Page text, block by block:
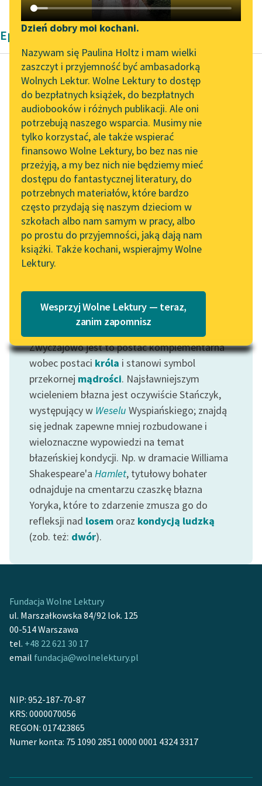
Katalog DAISY
Podkasty o książkach
Zgłoś brak utworu
Aktualności
„Prokurator Alicja Horn”
do słuchania
Byliśmy częścią AI Impact
Lab
Zapraszamy na spotkanie
online z tłumaczkami
literatury skandynawskiej
Spotkanie z Katarzyną
Tunkiel w Oslo
102. lata temu zmarł
Joseph Conrad
Lektury szkolne i klasyka
literatury do słuchania dla
uczennic i uczniów z
niepełnosprawnościami
E-kolekcja lektur
szkolnych i literatury do
słuchania dla uczennic i
uczniów z
niepełnosprawnościami
Feministyczne inspiracje.
Popularyzacja
skandynawskiej literatury
feministycznej
Ręce pełne poezji
twórców przechodzących
lektur szkolnych oraz
Starego Testamentu
Odkurzamy bohaterów
Szkoła Poezji Wolnych
Narzędzia
Mapa Wolnych Lektur
Leśmianator
Przewodnik dla piszących i
czytających
API
OAI-PMH
Widget Wolnych Lektur
Przypisy
Katalog w formacie PDF
O nas
Kontakt
O projekcie
Dzień dobry moi kochani.
Nazywam się Paulina Holtz i mam wielki
zaszczyt i przyjemność być ambasadorką
Wolnych Lektur. Wolne Lektury to dostęp
do bezpłatnych książek, do bezpłatnych
audiobooków i różnych publikacji. Ale oni
potrzebują naszego wsparcia. Musimy nie
tylko korzystać, ale także wspierać
finansowo Wolne Lektury, bo bez nas nie
przeżyją, a my bez nich nie będziemy mieć
dostępu do fantastycznej literatury, do
potrzebnych materiałów, które bardzo
często przydają się naszym dzieciom w
szkołach albo nam samym w pracy, albo
po prostu do przyjemności, jaką dają nam
książki. Także kochani, wspierajmy Wolne
Lektury.
Wesprzyj Wolne Lektury — teraz,
zanim zapomnisz
Epika Romana Jaworskiego
Roman Jaworski
Wesele hrabiego
Orgaza
Pajac jest dworakiem
nowej generacji, czczej
demokracji! Z pajaca
człowiek z wolna się
wykluje i...
Czytaj więcej
Motyw: Błazen
Zwyczajowo jest to postać komplementarna
wobec postaci króla i stanowi symbol
przekornej mądrości. Najsławniejszym
wcieleniem błazna jest oczywiście Stańczyk,
występujący w Weselu Wyspiańskiego; znajdą
się jednak zapewne mniej rozbudowane i
wieloznaczne wypowiedzi na temat
błazeńskiej kondycji. Np. w dramacie Williama
Shakespeare'a Hamlet, tytułowy bohater
odnajduje na cmentarzu czaszkę błazna
Yoryka, które to zdarzenie zmusza go do
refleksji nad losem oraz kondycją ludzką
(zob. też: dwór).
Fundacja Wolne Lektury
ul. Marszałkowska 84/92 lok. 125
00-514 Warszawa
tel. +48 22 621 30 17
email fundacja@wolnelektury.pl
NIP: 952-187-70-87
KRS: 0000070056
REGON: 017423865
Numer konta: 75 1090 2851 0000 0001 4324 3317